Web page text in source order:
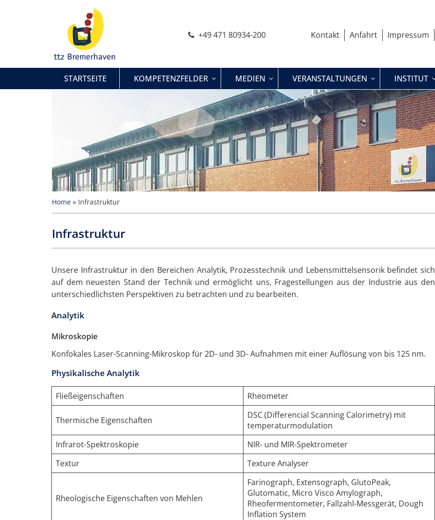
+49 471 80934-200
Kontakt Anfahrt Impressum
STARTSEITE KOMPETENZFELDER MEDIEN VERANSTALTUNGEN INSTITUT
Home » Infrastruktur
Infrastruktur
Unsere Infrastruktur in den Bereichen Analytik, Prozesstechnik und Lebensmittelsensorik befindet sich
auf dem neuesten Stand der Technik und ermöglicht uns, Fragestellungen aus der Industrie aus den
unterschiedlichsten Perspektiven zu betrachten und zu bearbeiten.
Analytik
Mikroskopie
Konfokales Laser-Scanning-Mikroskop für 2D- und 3D- Aufnahmen mit einer Auflösung von bis 125 nm.
Physikalische Analytik
Fließeigenschaften Rheometer
Thermische Eigenschaften
DSC (Differencial Scanning Calorimetry) mit
temperaturmodulation
Infrarot-Spektroskopie
NIR- und MIR-Spektrometer
Textur
Texture Analyser
Rheologische Eigenschaften von Mehlen
Farinograph, Extensograph, GlutoPeak,
Glutomatic, Micro Visco Amylograph,
Rheofermentometer, Fallzahl-Messgerät, Dough
Inflation System